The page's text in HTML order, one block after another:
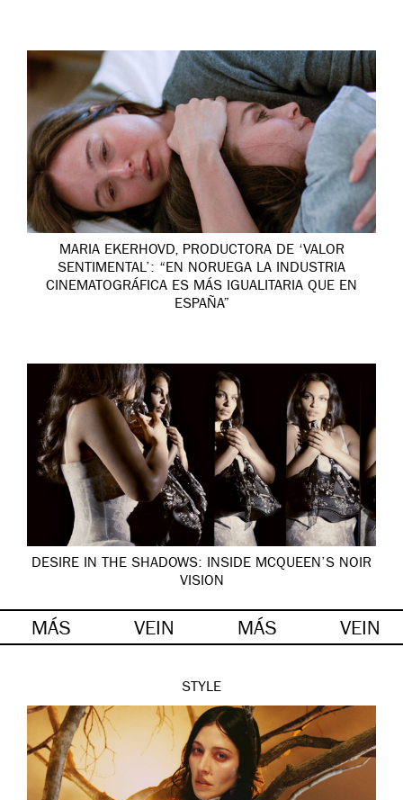
MARIA EKERHOVD, PRODUCTORA DE ‘VALOR
SENTIMENTAL’: “EN NORUEGA LA INDUSTRIA
CINEMATOGRÁFICA ES MÁS IGUALITARIA QUE EN
ESPAÑA”
DESIRE IN THE SHADOWS: INSIDE MCQUEEN’S NOIR
VISION
MÁS VEIN MÁS VEIN
STYLE